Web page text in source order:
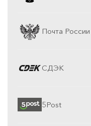
Почта России
СДЭК
5Post